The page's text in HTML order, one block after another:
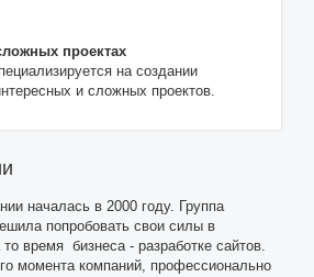
проектах
на создании
и сложных проектов.
началась в 2000 году. Группа
попробовать свои силы в
время бизнеса - разработке сайтов.
момента компаний, профессионально